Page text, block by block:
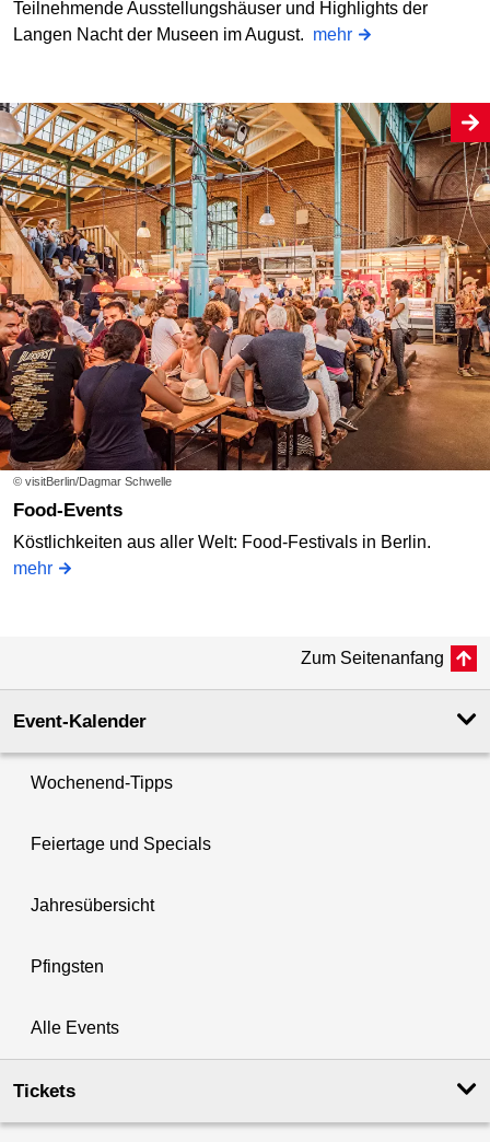
Teilnehmende Ausstellungshäuser und Highlights der
Langen Nacht der Museen im August. mehr
© visitBerlin/Dagmar Schwelle
Food-Events
Köstlichkeiten aus aller Welt: Food-Festivals in Berlin.
mehr
Zum Seitenanfang
Event-Kalender
Wochenend-Tipps
Feiertage und Specials
Jahresübersicht
Pfingsten
Alle Events
Tickets